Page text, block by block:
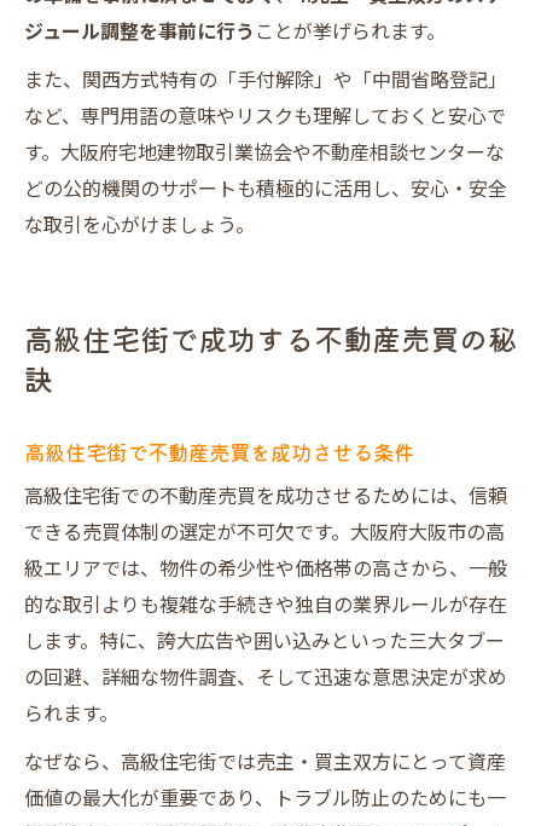
ジュール調整を事前に行う ことが挙げられます。
また、関西方式特有の「手付解除」や「中間省略登記」
など、専門用語の意味やリスクも理解しておくと安心で
す。大阪府宅地建物取引業協会や不動産相談センターな
どの公的機関のサポートも積極的に活用し、安心・安全
な取引を心がけましょう。
高級住宅街で成功する不動産売買の秘
訣
高級住宅街で不動産売買を成功させる条件
高級住宅街での不動産売買を成功させるためには、信頼
できる売買体制の選定が不可欠です。大阪府大阪市の高
級エリアでは、物件の希少性や価格帯の高さから、一般
的な取引よりも複雑な手続きや独自の業界ルールが存在
します。特に、誇大広告や囲い込みといった三大タブー
の回避、詳細な物件調査、そして迅速な意思決定が求め
られます。
なぜなら、高級住宅街では売主・買主双方にとって資産
価値の最大化が重要であり、トラブル防止のためにも一